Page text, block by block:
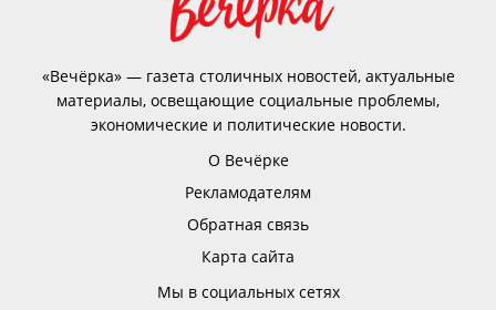
«Вечёрка» — газета столичных новостей, актуальные
материалы, освещающие социальные проблемы,
экономические и политические новости.
О Вечёрке
Рекламодателям
Обратная связь
Карта сайта
Мы в социальных сетях